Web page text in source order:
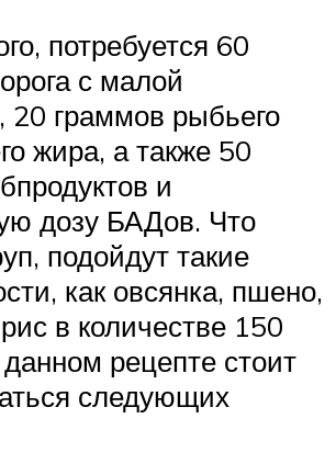
потребуется 60
с малой
20 граммов рыбьего
жира, а также 50
и
дозу БАДов. Что
подойдут такие
как овсянка, пшено,
в количестве 150
рецепте стоит
следующих